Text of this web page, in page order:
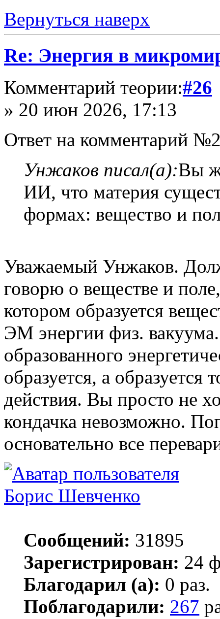
Вернуться наверх
Re: Энергия в
Комментарий теории:#26
» 20 июн 2026, 17:13
Ответ на комментарий
Унжаков писал(а):Вы
ИИ, что материя
формах: вещество и
Уважаемый Унжаков.
говорю о веществе и
котором образуется
ЭМ энергии физ.
образованного
образуется, а образуется
действия. Вы просто не
кондачка невозможно.
основательно все
Борис Шевченко
Сообщений: 31895
Зарегистрирован: 24
Благодарил (а): 0 раз.
Поблагодарили: 267